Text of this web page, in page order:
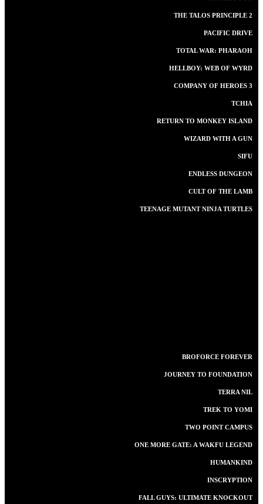
THE TALOS PRINCIPLE 2
PACIFIC DRIVE
TOTAL WAR: PHARAOH
HELLBOY: WEB OF WYRD
COMPANY OF HEROES 3
TCHIA
RETURN TO MONKEY ISLAND
WIZARD WITH A GUN
SIFU
ENDLESS DUNGEON
CULT OF THE LAMB
TEENAGE MUTANT NINJA TURTLES
BROFORCE FOREVER
JOURNEY TO FOUNDATION
TERRA NIL
TREK TO YOMI
TWO POINT CAMPUS
ONE MORE GATE: A WAKFU LEGEND
HUMANKIND
INSCRYPTION
FALL GUYS: ULTIMATE KNOCKOUT